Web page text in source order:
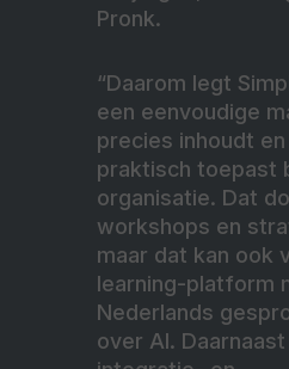
Pronk.
“Daarom legt
een eenvoudige
precies inhoudt
praktisch toepast
organisatie. Dat
workshops en
maar dat kan ook
learning-platform
Nederlands
over AI.